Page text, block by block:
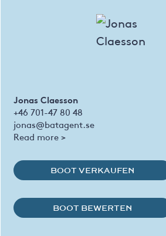
Jonas Claesson
+46 701-47 80 48
jonas@batagent.se
Read more >
BOOT VERKAUFEN
BOOT BEWERTEN